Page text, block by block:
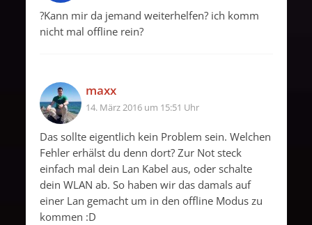
?Kann mir da jemand weiterhelfen? ich komm
nicht mal offline rein?
maxx
14. März 2016 um 15:51 Uhr
Das sollte eigentlich kein Problem sein. Welchen
Fehler erhälst du denn dort? Zur Not steck
einfach mal dein Lan Kabel aus, oder schalte
dein WLAN ab. So haben wir das damals auf
einer Lan gemacht um in den offline Modus zu
kommen :D